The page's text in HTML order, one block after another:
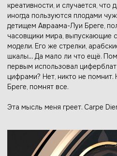
креативности, и случается, что
иногда пользуются плодами
детищем Авраама-Луи Бреге,
часовщики мира, выпускающие
модели. Его же стрелки,
шкалы… Да мало ли что ещё.
первым использовал
цифрами? Нет, никто не
Бреге, помнят все.
Эта мысль меня греет. Carpe